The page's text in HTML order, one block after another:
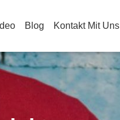
Blog Kontakt Mit Uns